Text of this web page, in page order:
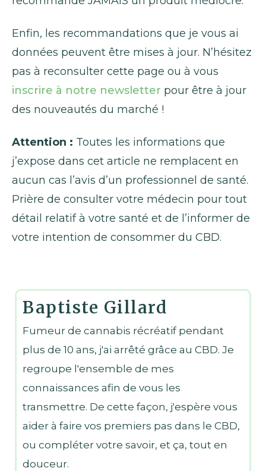
Enfin, les recommandations que je vous ai
données peuvent être mises à jour. N’hésitez
pas à reconsulter cette page ou à vous
inscrire à notre newsletter pour être à jour
des nouveautés du marché !
Attention : Toutes les informations que
j’expose dans cet article ne remplacent en
aucun cas l’avis d’un professionnel de santé.
Prière de consulter votre médecin pour tout
détail relatif à votre santé et de l’informer de
votre intention de consommer du CBD.
Baptiste Gillard
Fumeur de cannabis récréatif pendant
plus de 10 ans, j'ai arrêté grâce au CBD. Je
regroupe l'ensemble de mes
connaissances afin de vous les
transmettre. De cette façon, j'espère vous
aider à faire vos premiers pas dans le CBD,
ou compléter votre savoir, et ça, tout en
douceur.